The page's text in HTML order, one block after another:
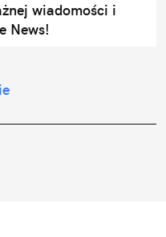
wiadomości i
News!